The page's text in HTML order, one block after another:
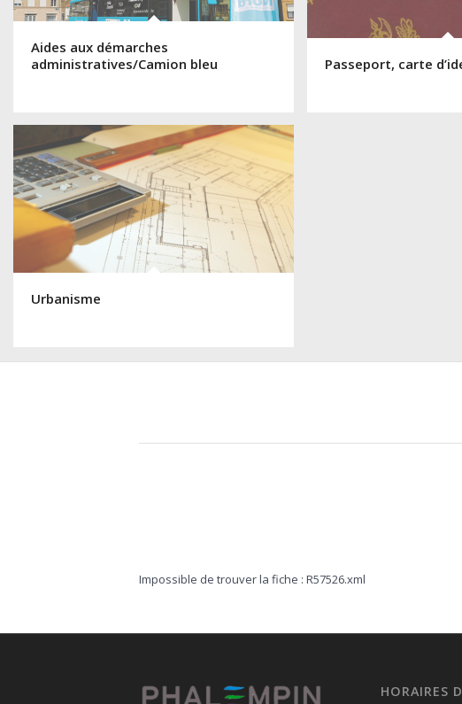
Aides aux démarches
administratives/Camion bleu
Passeport, carte
Urbanisme
Impossible de trouver la fiche : R57526.xml
HORAIRES